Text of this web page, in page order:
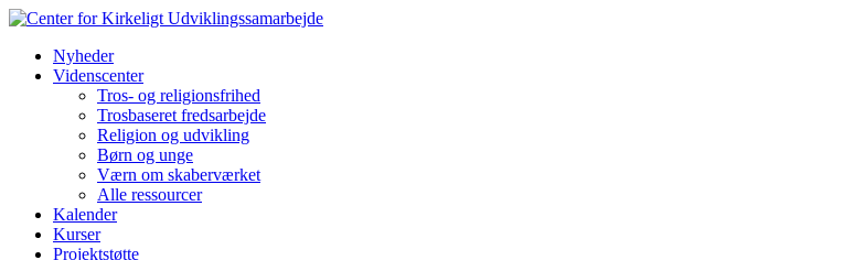
Nyheder
Videnscenter
Tros- og religionsfrihed
Trosbaseret fredsarbejde
Religion og udvikling
Børn og unge
Værn om skaberværket
Alle ressourcer
Kalender
Kurser
Projektstøtte